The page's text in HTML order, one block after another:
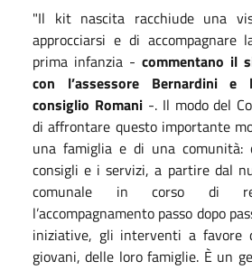
"Il kit nascita racchiude una
approcciarsi e di
prima infanzia - commentano il
con l’assessore Bernardini
consiglio Romani-. Il modo del
di affrontare questo importante
una famiglia e di una comunità:
consigli e i servizi, a partire dal
comunale in corso di
l’accompagnamento passo dopo
iniziative, gli interventi a favore
giovani, delle loro famiglie. È un